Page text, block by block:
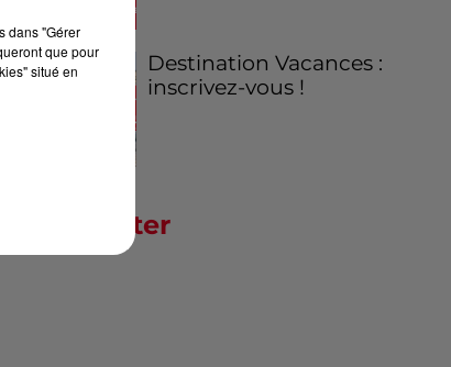
Destination Vacances :
inscrivez-vous !
Newsletter
dans "Gérer
que pour
situé en